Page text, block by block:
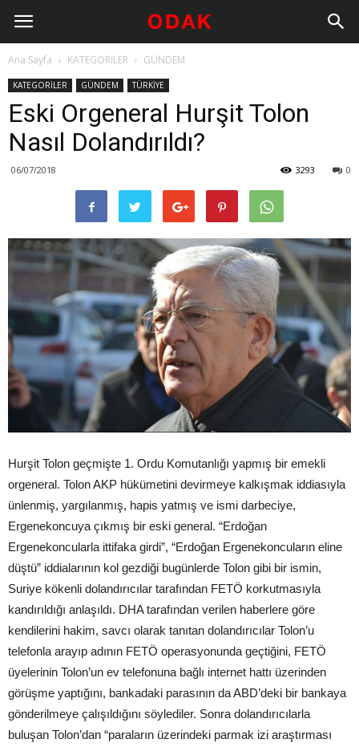
Ana Sayfa KATEGORİLER GÜNDEM
KATEGORİLER GÜNDEM TÜRKİYE
Eski Orgeneral Hurşit Tolon
Nasıl Dolandırıldı?
06/07/2018 0
3293
Hurşit Tolon geçmişte 1. Ordu Komutanlığı yapmış bir emekli
orgeneral. Tolon AKP hükümetini devirmeye kalkışmak iddiasıyla
ünlenmiş, yargılanmış, hapis yatmış ve ismi darbeciye,
Ergenekoncuya çıkmış bir eski general. “Erdoğan
Ergenekoncularla ittifaka girdi”, “Erdoğan Ergenekoncuların eline
düştü” iddialarının kol gezdiği bugünlerde Tolon gibi bir ismin,
Suriye kökenli dolandırıcılar tarafından FETÖ korkutmasıyla
kandırıldığı anlaşıldı. DHA tarafından verilen haberlere göre
kendilerini hakim, savcı olarak tanıtan dolandırıcılar Tolon’u
telefonla arayıp adının FETÖ operasyonunda geçtiğini, FETÖ
üyelerinin Tolon’un ev telefonuna bağlı internet hattı üzerinden
görüşme yaptığını, bankadaki parasının da ABD’deki bir bankaya
gönderilmeye çalışıldığını söylediler. Sonra dolandırıcılarla
buluşan Tolon’dan “paraların üzerindeki parmak izi araştırması